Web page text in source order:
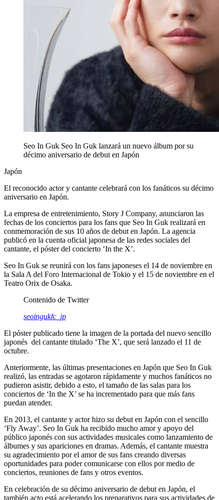
Seo In Guk Seo In Guk lanzará un nuevo álbum por su
décimo aniversario de debut en Japón
Japón
El reconocido actor y cantante celebrará con los fanáticos su décimo
aniversario en Japón.
La empresa de entretenimiento, Story J Company, anunciaron las
fechas de los conciertos para los fans que Seo In Guk realizará en
conmemoración de sus 10 años de debut en Japón. La agencia
publicó en la cuenta oficial japonesa de las redes sociales del
cantante, el póster del concierto ‘In the X’.
Seo In Guk se reunirá con los fans japoneses el 14 de noviembre en
la Sala A del Foro Internacional de Tokio y el 15 de noviembre en el
Teatro Orix de Osaka.
Contenido de Twitter
seoingukfc_jp
El póster publicado tiene la imagen de la portada del nuevo sencillo
japonés del cantante titulado ‘The X’, que será lanzado el 11 de
octubre.
Anteriormente, las últimas presentaciones en Japón que Seo In Guk
realizó, las entradas se agotaron rápidamente y muchos fanáticos no
pudieron asistir, debido a esto, el tamaño de las salas para los
conciertos de ‘In the X’ se ha incrementado para que más fans
puedan atender.
En 2013, el cantante y actor hizo su debut en Japón con el sencillo
‘Fly Away’. Seo In Guk ha recibido mucho amor y apoyo del
público japonés con sus actividades musicales como lanzamiento de
álbumes y sus apariciones en dramas. Además, el cantante muestra
su agradecimiento por el amor de sus fans creando diversas
oportunidades para poder comunicarse con ellos por medio de
conciertos, reuniones de fans y otros eventos.
En celebración de su décimo aniversario de debut en Japón, el
también acto está acelerando los preparativos para sus actividades de